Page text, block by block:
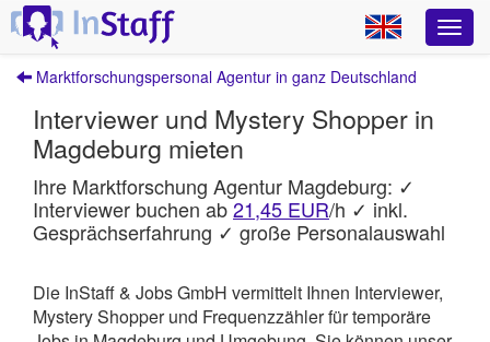
Marktforschungspersonal Agentur in ganz Deutschland
Interviewer und Mystery Shopper in
Magdeburg mieten
Ihre Marktforschung Agentur Magdeburg: ✓
Interviewer buchen ab21,45 EUR/h ✓ inkl.
Gesprächserfahrung ✓ große Personalauswahl
Die InStaff & Jobs GmbH vermittelt Ihnen Interviewer,
Mystery Shopper und Frequenzzähler für temporäre